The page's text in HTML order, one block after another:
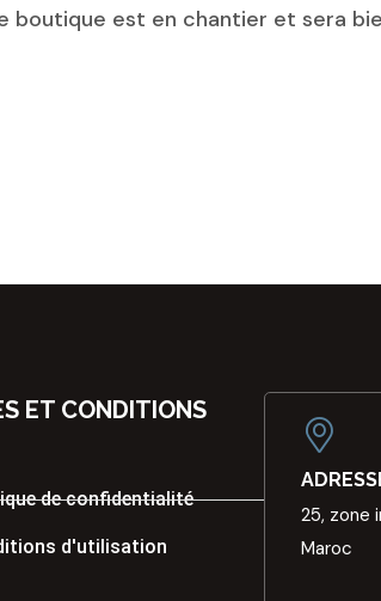
boutique est en chantier et sera
ET CONDITIONS
de confidentialité
d'utilisation
25, zone
Maroc